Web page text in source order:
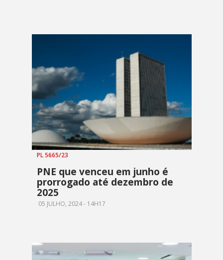
PL 5665/23
PNE que venceu em junho é
prorrogado até dezembro de
2025
05 JULHO, 2024 - 14H17